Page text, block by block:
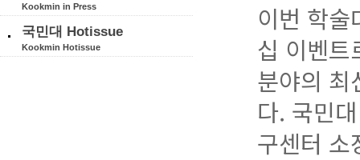
Kookmin in Press
국민대 Hotissue
Kookmin Hotissue
이번 학
십 이벤
분야의 최
다. 국민
구센터